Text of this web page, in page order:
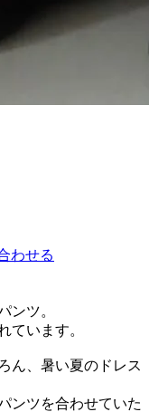
わせる
ンツ。
ています。
ん、暑い夏のドレス
ンツを合わせていた